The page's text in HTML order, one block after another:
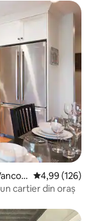
Scor mediu de
4,99 (126)
cartier din oraș